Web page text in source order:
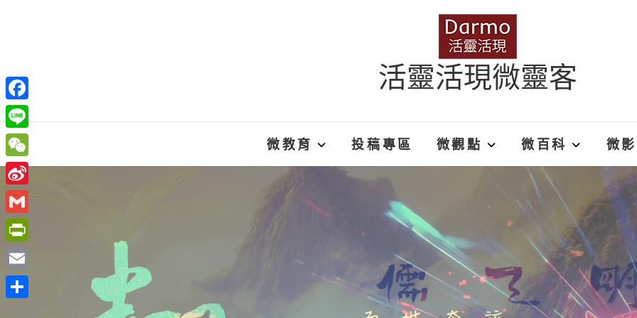
活靈活現微靈客
微教育 投稿專區 微觀點 微百科 微
F
a
c
e
b
o
o
k
L
i
n
e
W
e
C
h
a
t
S
i
n
a
W
G
m
a
P
r
i
E